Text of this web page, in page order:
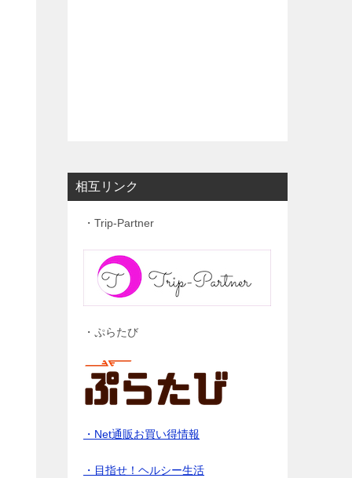
相互リンク
・Trip-Partner
・ぷらたび
・Net通販お買い得情報
・目指せ！ヘルシー生活